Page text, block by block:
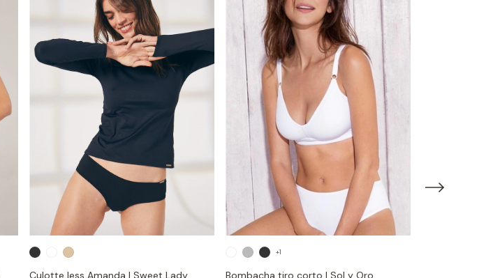
Culotte less Amanda | Sweet Lady Bombacha tiro corto | Sol y Oro
+1